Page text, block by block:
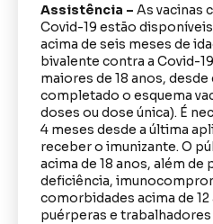
Assistência – As vacinas
Covid-19 estão
acima de seis meses de
bivalente contra a Covid-
maiores de 18 anos, desde
completado o esquema
doses ou dose única). É
4 meses desde a última
receber o imunizante. O
acima de 18 anos, além de
deficiência,
comorbidades acima de
puérperas e trabalhadores